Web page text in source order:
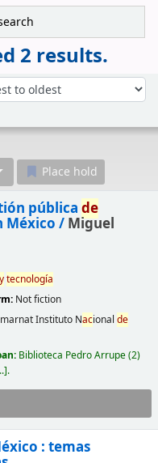
2 results.
Place hold
públicade
México / Miguel
ytecnología
Not fiction
Instituto Nacional de
Biblioteca Pedro Arrupe(2)
.
: temas